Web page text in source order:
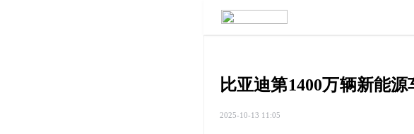
比亚迪第1400万辆新能
2025-10-13 11:05